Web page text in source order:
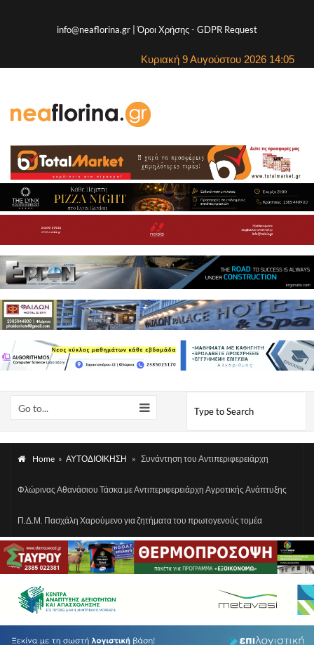
info@neaflorina.gr |Όροι Χρήσης- GDPR Request
Κυριακή 9 Αυγούστου 2026 14:05
Go to...
Home » ΑΥΤΟΔΙΟΙΚΗΣΗ » Συνάντηση του Αντιπεριφερειάρχη
Φλώρινας Αθανάσιου Τάσκα με Αντιπεριφερειάρχη Αγροτικής Ανάπτυξης
Π.Δ.Μ. Πασχάλη Χαρούμενο για ζητήματα του πρωτογενούς τομέα